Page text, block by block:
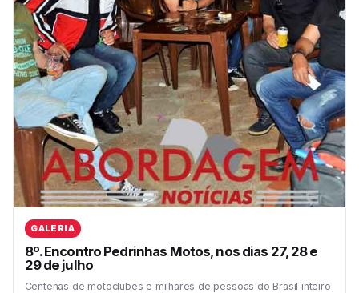
GALERIA
8º. Encontro Pedrinhas Motos, nos dias 27, 28 e
29 de julho
Centenas de motoclubes e milhares de pessoas do Brasil inteiro